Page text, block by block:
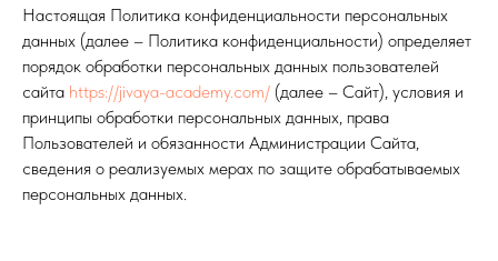
Настоящая Политика конфиденциальности персональных
данных (далее – Политика конфиденциальности) определяет
порядок обработки персональных данных пользователей
сайта https://jivaya-academy.com/ (далее – Сайт), условия и
принципы обработки персональных данных, права
Пользователей и обязанности Администрации Сайта,
сведения о реализуемых мерах по защите обрабатываемых
персональных данных.